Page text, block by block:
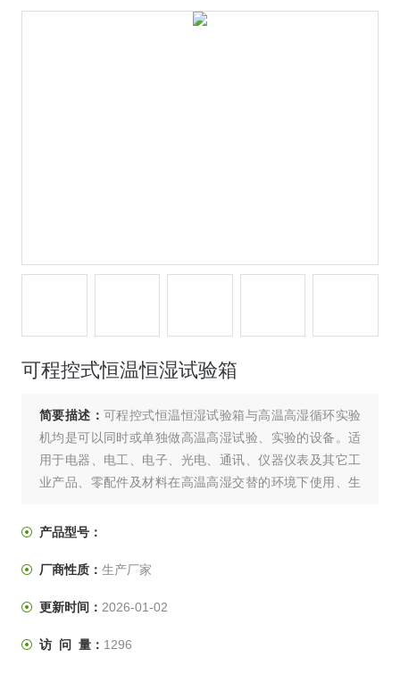
可程控式恒温恒湿试验箱
简要描述：可程控式恒温恒湿试验箱与高温高湿循环实验
机均是可以同时或单独做高温高湿试验、实验的设备。适
用于电器、电工、电子、光电、通讯、仪器仪表及其它工
业产品、零配件及材料在高温高湿交替的环境下使用、生
湿、耐干性试验及品质管理工程的可靠性检测设备。本设
自主按人工设定的指令不停的循环试验。
产品型号：
厂商性质： 生产厂家
更新时间： 2026-01-02
访 问 量： 1296